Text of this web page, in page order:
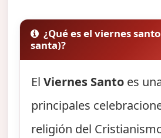
¿Qué es el viernes
santa)?
ElViernes Santo es
principales
religión del